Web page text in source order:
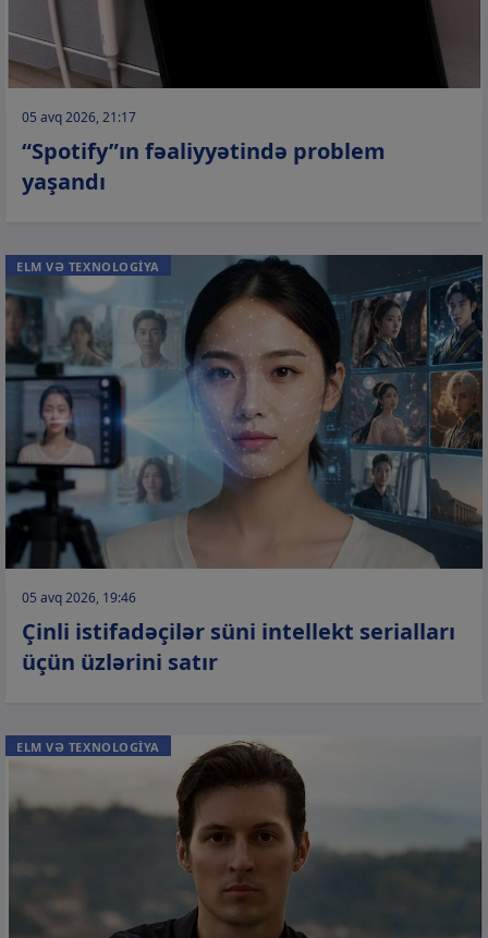
05 avq 2026, 21:17
“Spotify”ın fəaliyyətində problem
yaşandı
ELM VƏ TEXNOLOGİYA
05 avq 2026, 19:46
Çinli istifadəçilər süni intellekt serialları
üçün üzlərini satır
ELM VƏ TEXNOLOGİYA